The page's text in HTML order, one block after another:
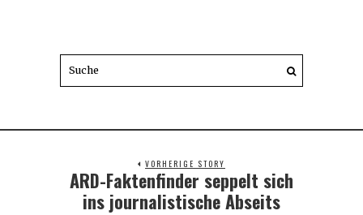
VORHERIGE STORY
Previous
post:
ARD-Faktenfinder seppelt sich
ins journalistische Abseits